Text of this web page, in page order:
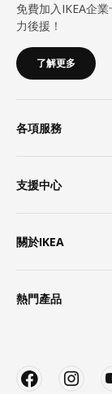
免費加入IKEA企
力後援！
了解更多
各項服務
支援中心
關於IKEA
熱門產品